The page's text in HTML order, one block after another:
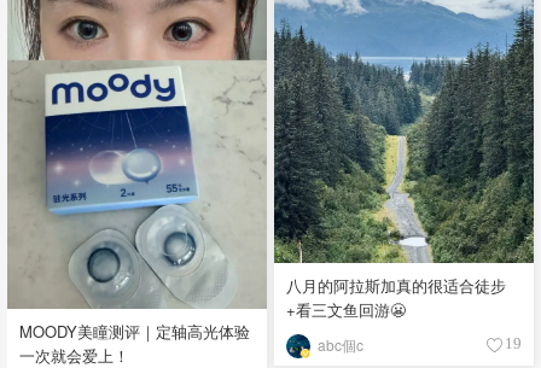
八月的阿拉斯加真的很适合徒步
+看三文鱼回游😬
abc個c 19
MOODY美瞳测评｜定轴高光体验
一次就会爱上！